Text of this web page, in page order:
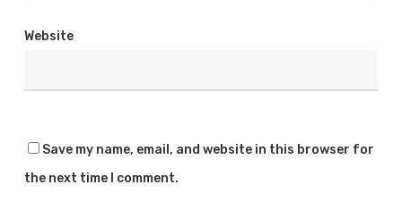
Website
Save my name, email, and website in this browser for
the next time I comment.